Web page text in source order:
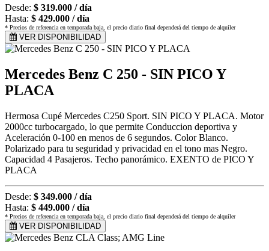
Desde: $ 319.000 / día
Hasta: $ 429.000 / día
* Precios de referencia en temporada baja, el precio diario final dependerá del tiempo de alquiler
VER DISPONIBILIDAD
Mercedes Benz C 250 - SIN PICO Y
PLACA
Hermosa Cupé Mercedes C250 Sport. SIN PICO Y PLACA. Motor
2000cc turbocargado, lo que permite Conduccion deportiva y
Aceleración 0-100 en menos de 6 segundos. Color Blanco.
Polarizado para tu seguridad y privacidad en el tono mas Negro.
Capacidad 4 Pasajeros. Techo panorámico. EXENTO de PICO Y
PLACA
Desde: $ 349.000 / día
Hasta: $ 449.000 / día
* Precios de referencia en temporada baja, el precio diario final dependerá del tiempo de alquiler
VER DISPONIBILIDAD